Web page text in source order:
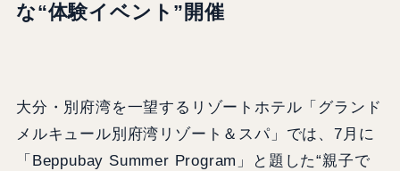
な“体験イベント”開催
大分・別府湾を一望するリゾートホテル「グランド
メルキュール別府湾リゾート＆スパ」では、7月に
「Beppubay Summer Program」と題した“親子で